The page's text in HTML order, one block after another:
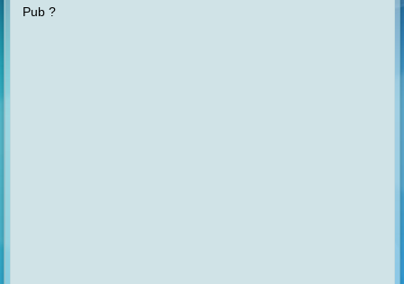
Pub ?